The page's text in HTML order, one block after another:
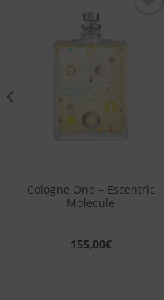
alla lista
desideri
Cologne One – Escentric
Molecule
155,00€